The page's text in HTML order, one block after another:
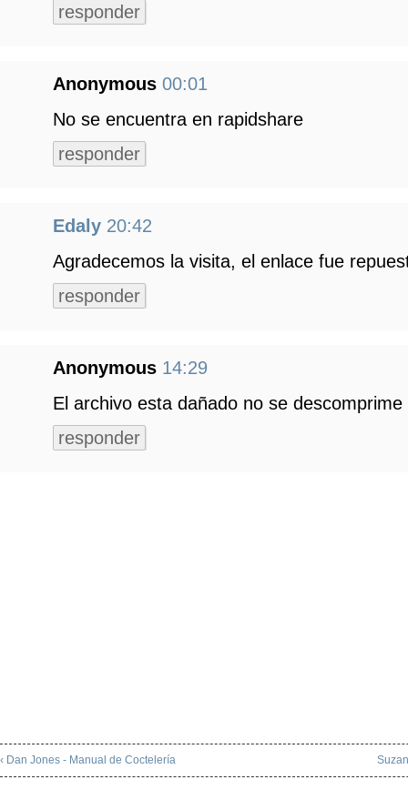
responder
Anonymous 00:01
No se encuentra en rapidshare
responder
Edaly 20:42
Agradecemos la visita, el enlace fue
responder
Anonymous 14:29
El archivo esta dañado no se descomprime
responder
‹ Dan Jones - Manual de Coctelería